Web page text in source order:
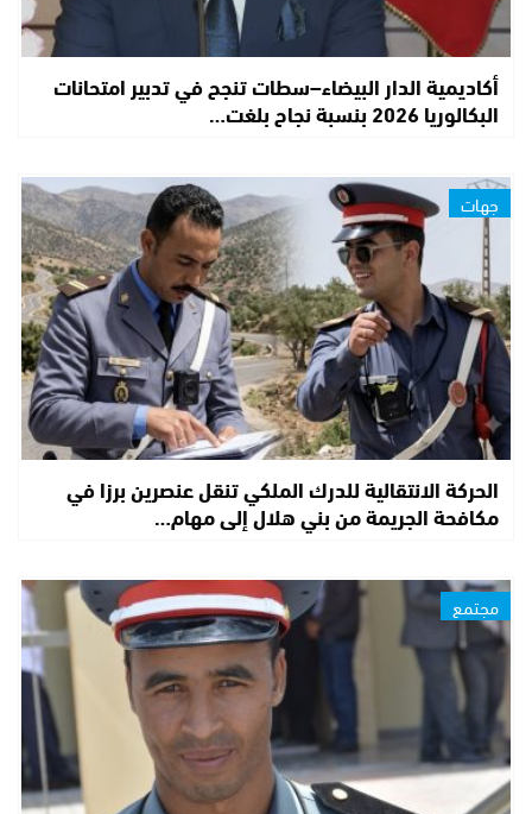
أكاديمية الدار البيضاء–سطات تنجح في تدبير امتحانات
البكالوريا 2026 بنسبة نجاح بلغت…
جهات
الحركة الانتقالية للدرك الملكي تنقل عنصرين برزا في
مكافحة الجريمة من بني هلال إلى مهام…
مجتمع